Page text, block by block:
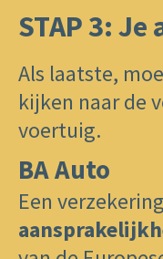
STAP 3:
​Als laatste,
kijken naar de
voertuig.
BA Auto
Een verzekering